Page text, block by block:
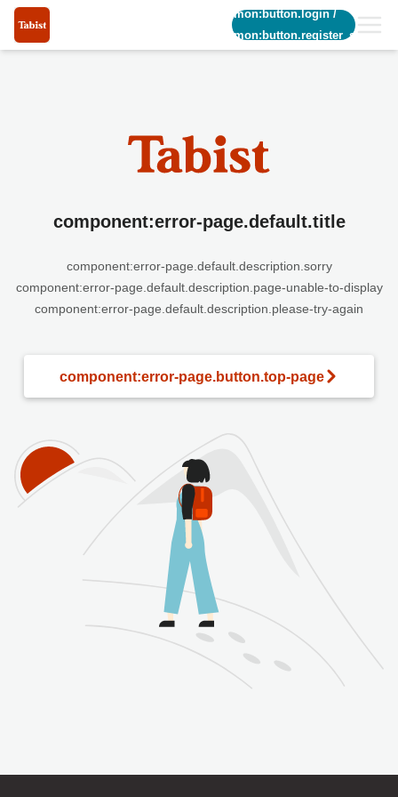
common:button.login/
common:button.register_short
component:error-page.default.title
component:error-page.default.description.sorry
component:error-page.default.description.page-unable-to-display
component:error-page.default.description.please-try-again
component:error-page.button.top-page